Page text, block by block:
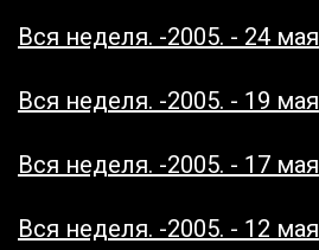
Вся неделя. -2005. - 24 мая
Вся неделя. -2005. - 19 мая
Вся неделя. -2005. - 17 мая
Вся неделя. -2005. - 12 мая